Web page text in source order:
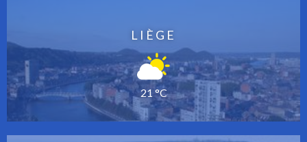
LIÈGE
21 °C